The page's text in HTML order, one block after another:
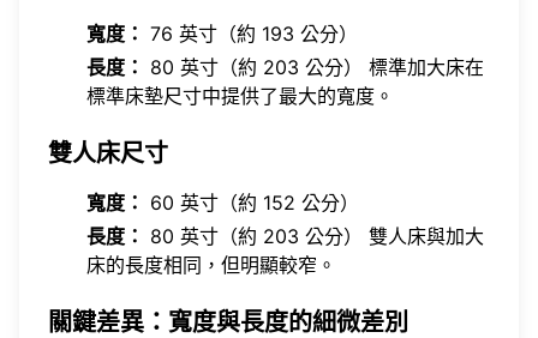
寬度： 76 英寸（約 193 公分）
長度： 80 英寸（約 203 公分） 標準加大床在
標準床墊尺寸中提供了最大的寬度。
雙人床尺寸
寬度： 60 英寸（約 152 公分）
長度： 80 英寸（約 203 公分） 雙人床與加大
床的長度相同，但明顯較窄。
關鍵差異：寬度與長度的細微差別